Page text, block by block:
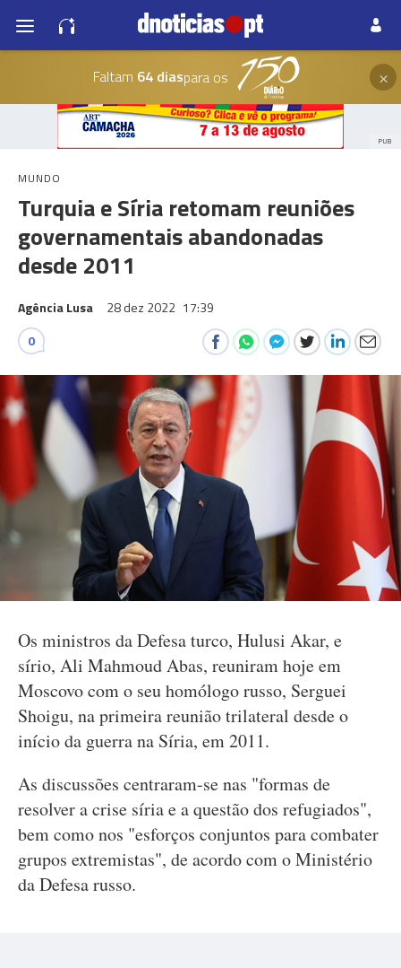
Faltam 64 diaspara os ×
PUB
MUNDO
Turquia e Síria retomam reuniões
governamentais abandonadas
desde 2011
Agência Lusa 28 dez 2022 17:39
0
Os ministros da Defesa turco, Hulusi Akar, e
sírio, Ali Mahmoud Abas, reuniram hoje em
Moscovo com o seu homólogo russo, Serguei
Shoigu, na primeira reunião trilateral desde o
início da guerra na Síria, em 2011.
As discussões centraram-se nas "formas de
resolver a crise síria e a questão dos refugiados",
bem como nos "esforços conjuntos para combater
grupos extremistas", de acordo com o Ministério
da Defesa russo.